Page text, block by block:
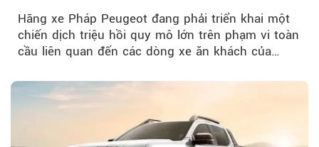
Hãng xe Pháp Peugeot đang phải triển khai một
chiến dịch triệu hồi quy mô lớn trên phạm vi toàn
cầu liên quan đến các dòng xe ăn khách của